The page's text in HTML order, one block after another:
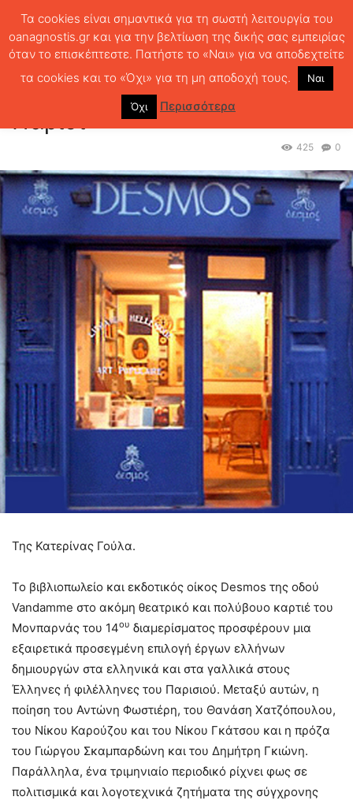
Τριάντα χρόνια “Δεσμός” στο Παρίσι
Τριάντα χρόνια “Δεσμός” στο
0
425
Της Κατερίνας Γούλα.
Το βιβλιοπωλείο και εκδοτικός οίκος Desmos της οδού
Vandamme στο ακόμη θεατρικό και πολύβουο καρτιέ του
Μονπαρνάς του 14ου διαμερίσματος προσφέρουν μια
εξαιρετικά προσεγμένη επιλογή έργων ελλήνων
δημιουργών στα ελληνικά και στα γαλλικά στους
Έλληνες ή φιλέλληνες του Παρισιού. Μεταξύ αυτών, η
ποίηση του Αντώνη Φωστιέρη, του Θανάση Χατζόπουλου,
του Νίκου Καρούζου και του Νίκου Γκάτσου και η πρόζα
του Γιώργου Σκαμπαρδώνη και του Δημήτρη Γκιώνη.
Παράλληλα, ένα τριμηνιαίο περιοδικό ρίχνει φως σε
πολιτισμικά και λογοτεχνικά ζητήματα της σύγχρονης
Τα cookies είναι σημαντικά για τη σωστή λειτουργία του
oanagnostis.gr και για την βελτίωση της δικής σας εμπειρίας
όταν το επισκέπτεστε. Πατήστε το «Ναι» για να αποδεχτείτε
τα cookies και το «Όχι» για τη μη αποδοχή τους.
Ναι
Όχι Περισσότερα